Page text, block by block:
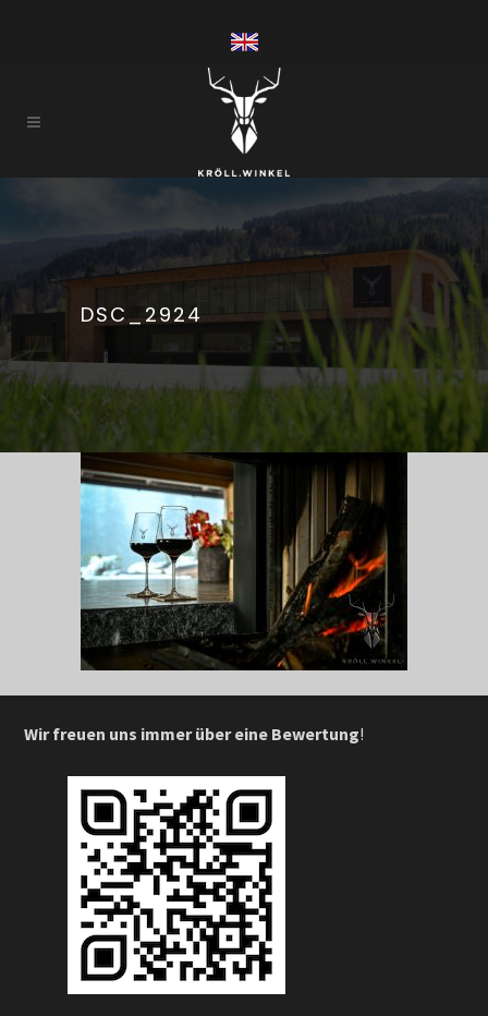
DSC_2924
Wir freuen uns immer über eine Bewertung!